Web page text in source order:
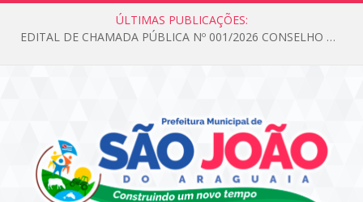
ÚLTIMAS PUBLICAÇÕES:
EDITAL DE CHAMADA PÚBLICA Nº 001/2026 CONSELHO DOS DIREITOS DA CRIANÇA E DO ADOLESCENTE